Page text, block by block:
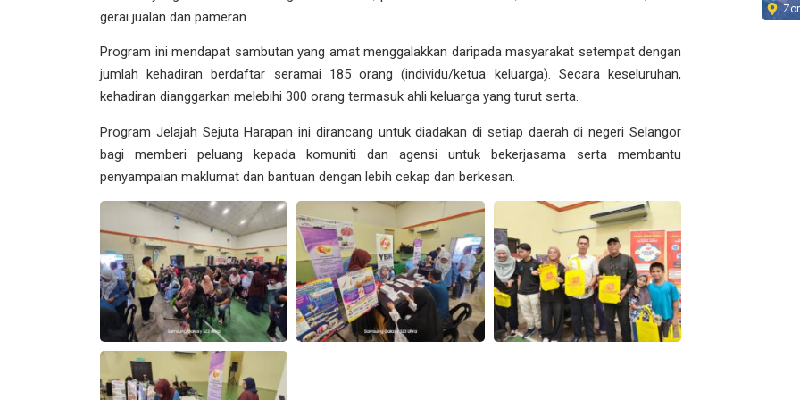
gerai jualan dan pameran.
Program ini mendapat sambutan yang amat menggalakkan daripada masyarakat setempat dengan
jumlah kehadiran berdaftar seramai 185 orang (individu/ketua keluarga). Secara keseluruhan,
kehadiran dianggarkan melebihi 300 orang termasuk ahli keluarga yang turut serta.
Program Jelajah Sejuta Harapan ini dirancang untuk diadakan di setiap daerah di negeri Selangor
bagi memberi peluang kepada komuniti dan agensi untuk bekerjasama serta membantu
penyampaian maklumat dan bantuan dengan lebih cekap dan berkesan.